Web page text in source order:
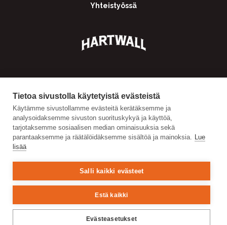
Tietoa sivustolla käytetyistä evästeistä
Käytämme sivustollamme evästeitä kerätäksemme ja
analysoidaksemme sivuston suorituskykyä ja käyttöä,
tarjotaksemme sosiaalisen median ominaisuuksia sekä
parantaaksemme ja räätälöidäksemme sisältöä ja mainoksia. Lue
lisää
Salli kaikki evästeet
Estä kaikki
Evästeasetukset
Yhteistyössä